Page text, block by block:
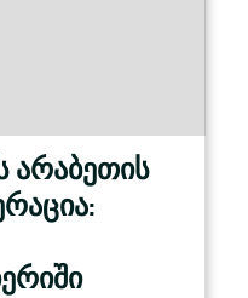
არაბეთის